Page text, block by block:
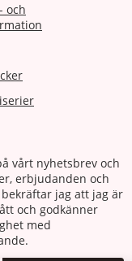
och
vårt nyhetsbrev och
erbjudanden och
jag att jag är
och godkänner
med